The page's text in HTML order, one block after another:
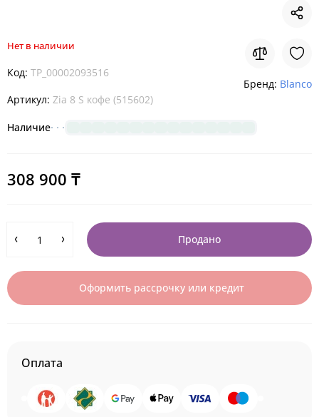
Нет в наличии
Код: TP_00002093516
Артикул: Zia 8 S кофе (515602)
Наличие
Бренд: Blanco
308 900 ₸
Продано
Оформить рассрочку или кредит
Оплата